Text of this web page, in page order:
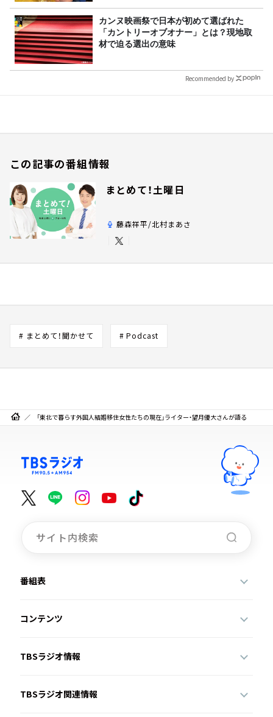
カンヌ映画祭で日本が初めて選ばれた
「カントリーオブオナー」とは？現地取
材で迫る選出の意味
Recommended by
この記事の番組情報
まとめて！土曜日
藤森祥平/北村まあさ
# まとめて！聞かせて # Podcast
「東北で暮らす外国人結婚移住女性たちの現在」ライター・望月優大さんが語る
番組表
コンテンツ
TBSラジオ情報
TBSラジオ関連情報